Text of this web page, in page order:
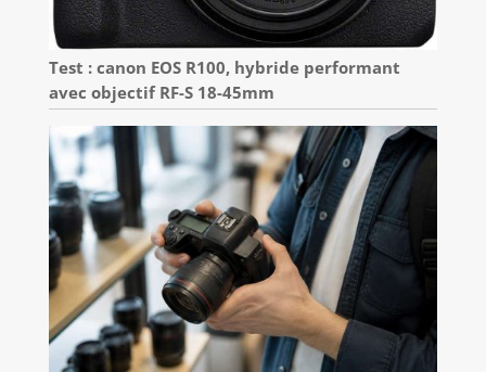
Test : canon EOS R100, hybride performant
avec objectif RF-S 18-45mm